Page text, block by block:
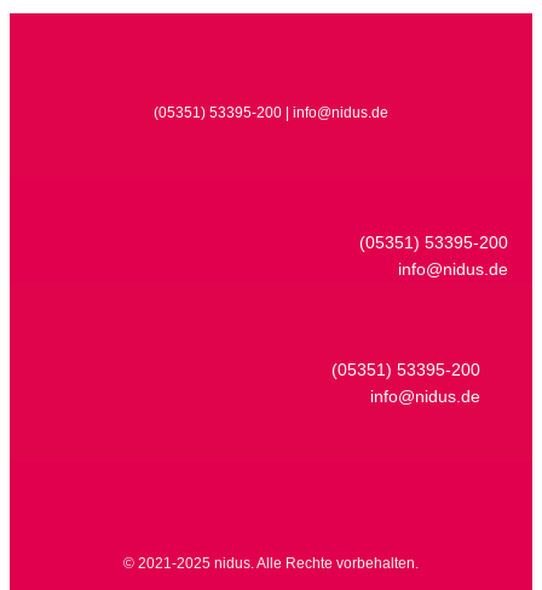
(05351) 53395-200 | info@nidus.de
(05351) 53395-200
info@nidus.de
(05351) 53395-200
info@nidus.de
© 2021-2025 nidus. Alle Rechte vorbehalten.